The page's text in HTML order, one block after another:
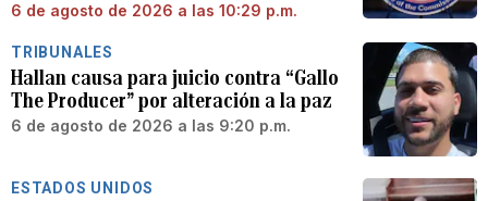
6 de agosto de 2026 a las 10:29 p.m.
TRIBUNALES
Hallan causa para juicio contra “Gallo
The Producer” por alteración a la paz
6 de agosto de 2026 a las 9:20 p.m.
ESTADOS UNIDOS